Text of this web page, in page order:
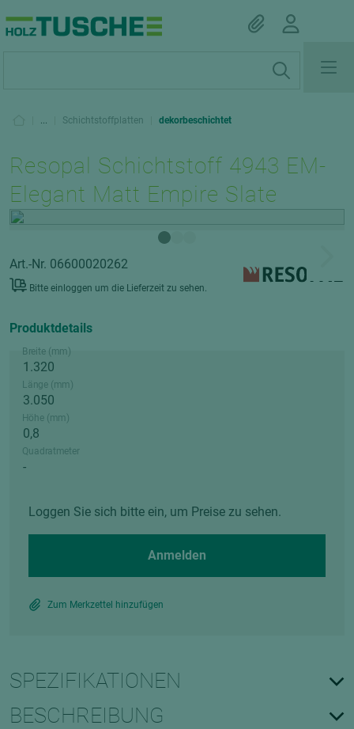
... Schichtstoffplatten dekorbeschichtet
Resopal Schichtstoff 4943 EM-
Elegant Matt Empire Slate
Art.-Nr. 06600020262
Bitte einloggen um die Lieferzeit zu sehen.
Produktdetails
Breite (mm)
Länge (mm)
Höhe (mm)
Quadratmeter
Loggen Sie sich bitte ein, um Preise zu sehen.
Anmelden
Zum Merkzettel hinzufügen
SPEZIFIKATIONEN
BESCHREIBUNG